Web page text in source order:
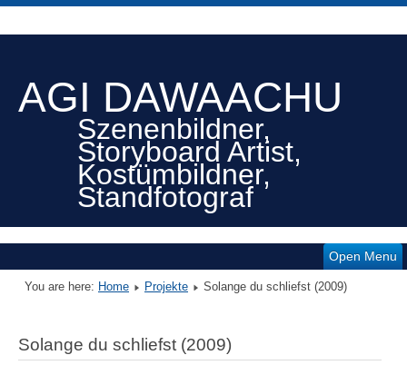
AGI DAWAACHU
Szenenbildner,
Storyboard Artist,
Kostümbildner,
Standfotograf
Open Menu
You are here: Home Projekte Solange du schliefst (2009)
Solange du schliefst (2009)